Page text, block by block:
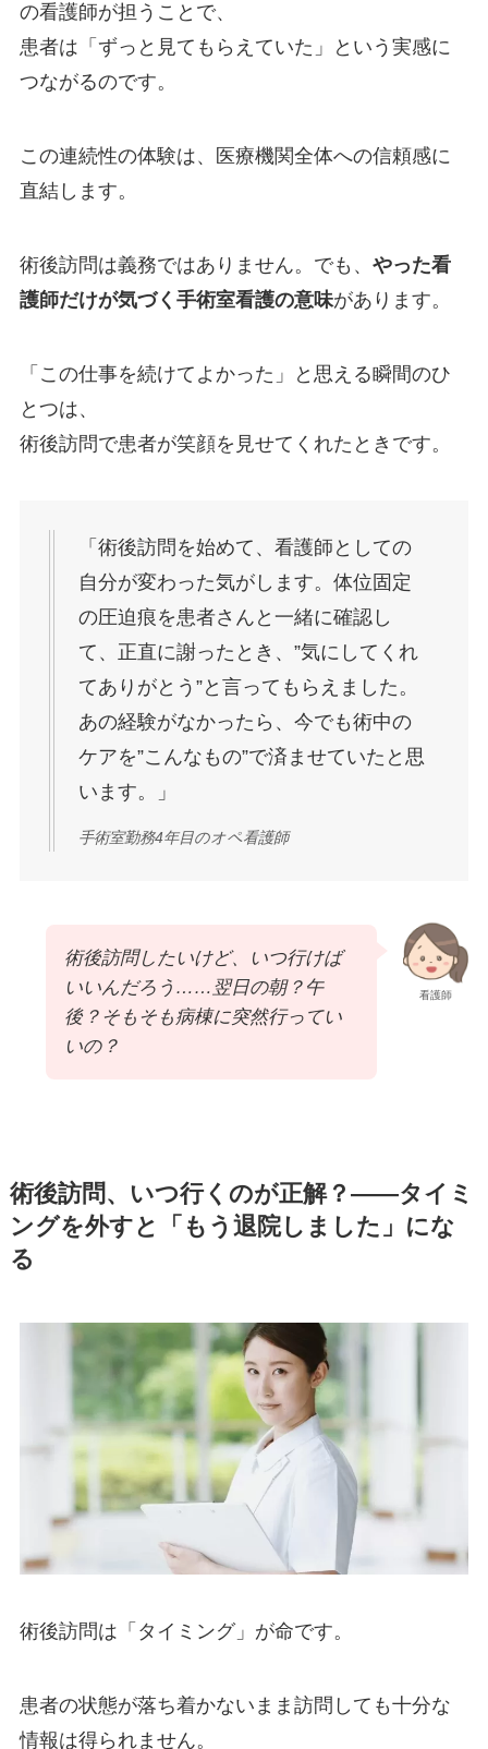
の看護師が担うことで、
患者は「ずっと見てもらえていた」という実感に
つながるのです。
この連続性の体験は、医療機関全体への信頼感に
直結します。
術後訪問は義務ではありません。でも、 やった看
護師だけが気づく手術室看護の意味があります。
「この仕事を続けてよかった」と思える瞬間のひ
とつは、
術後訪問で患者が笑顔を見せてくれたときです。
「術後訪問を始めて、看護師としての
自分が変わった気がします。体位固定
の圧迫痕を患者さんと一緒に確認し
て、正直に謝ったとき、”気にしてくれ
てありがとう”と言ってもらえました。
あの経験がなかったら、今でも術中の
ケアを”こんなもの”で済ませていたと思
います。」
手術室勤務4年目のオペ看護師
看護師
術後訪問したいけど、いつ行けば
いいんだろう……翌日の朝？午
後？そもそも病棟に突然行ってい
いの？
術後訪問、いつ行くのが正解？——タイミ
ングを外すと「もう退院しました」にな
る
術後訪問は「タイミング」が命です。
患者の状態が落ち着かないまま訪問しても十分な
情報は得られません。